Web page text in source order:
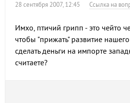
28 сентября 2007, 12:45 Ссылка на
Имхо, птичий грипп - это чейто
чтобы "прижать" развитие
сделать деньги на импорте
считаете?